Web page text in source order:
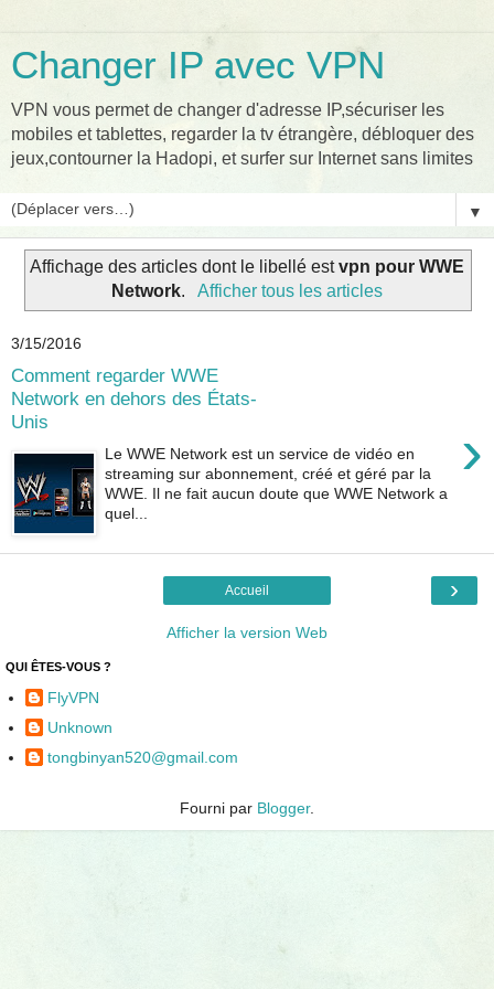
Changer IP avec VPN
VPN vous permet de changer d'adresse IP,sécuriser les
mobiles et tablettes, regarder la tv étrangère, débloquer des
jeux,contourner la Hadopi, et surfer sur Internet sans limites
▼
Affichage des articles dont le libellé estvpn pour WWE
Network. Afficher tous les articles
3/15/2016
Comment regarder WWE
Network en dehors des États-
Unis
›
Le WWE Network est un service de vidéo en
streaming sur abonnement, créé et géré par la
WWE. Il ne fait aucun doute que WWE Network a
quel...
›
Accueil
Afficher la version Web
QUI ÊTES-VOUS ?
FlyVPN
Unknown
tongbinyan520@gmail.com
Fourni par Blogger.